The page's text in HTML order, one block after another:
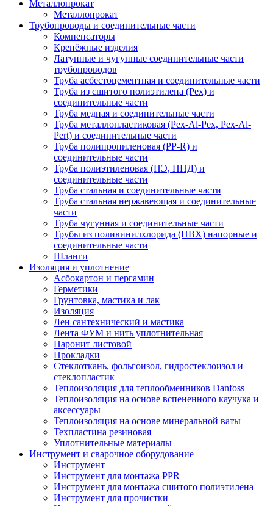
Металлопрокат
Металлопрокат
Трубопроводы и соединительные части
Компенсаторы
Крепёжные изделия
Латунные и чугунные соединительные части
трубопроводов
Труба асбестоцементная и соединительные части
Труба из сшитого полиэтилена (Pex) и
соединительные части
Труба медная и соединительные части
Труба металлопластиковая (Pex-Al-Pex, Pex-Al-
Pert) и соединительные части
Труба полипропиленовая (PP-R) и
соединительные части
Труба полиэтиленовая (ПЭ, ПНД) и
соединительные части
Труба стальная и соединительные части
Труба стальная нержавеющая и соединительные
части
Труба чугунная и соединительные части
Трубы из поливинилхлорида (ПВХ) напорные и
соединительные части
Шланги
Изоляция и уплотнение
Асбокартон и пергамин
Герметики
Грунтовка, мастика и лак
Изоляция
Лен сантехнический и мастика
Лента ФУМ и нить уплотнительная
Паронит листовой
Прокладки
Стеклоткань, фольгоизол, гидростеклоизол и
стеклопластик
Теплоизоляция для теплообменников Danfoss
Теплоизоляция на основе вспененного каучука и
аксессуары
Теплоизоляция на основе минеральной ваты
Техпластина резиновая
Уплотнительные материалы
Инструмент и сварочное оборудование
Инструмент
Инструмент для монтажа PPR
Инструмент для монтажа сшитого полиэтилена
Инструмент для прочистки